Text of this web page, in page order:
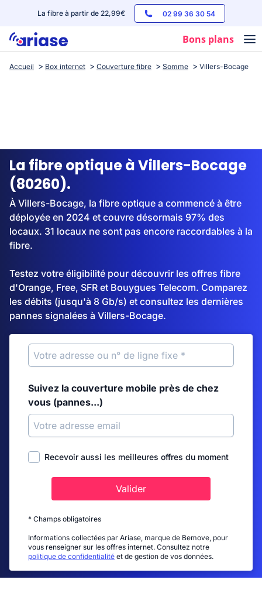
La fibre à partir de 22,99€ 02 99 36 30 54
Bons plans
Box internet
Streaming
Accueil Box internet Couverture fibre Somme Villers-Bocage
La fibre optique à Villers-Bocage
(80260).
À Villers-Bocage, la fibre optique a commencé à être
déployée en 2024 et couvre désormais 97% des
locaux. 31 locaux ne sont pas encore raccordables à la
fibre.
Testez votre éligibilité pour découvrir les offres fibre
d'Orange, Free, SFR et Bouygues Telecom. Comparez
les débits (jusqu'à 8 Gb/s) et consultez les dernières
pannes signalées à Villers-Bocage.
Suivez la couverture mobile près de chez
vous (pannes...)
Recevoir aussi les meilleures offres du moment
Valider
* Champs obligatoires
Informations collectées par Ariase, marque de Bemove, pour
vous renseigner sur les offres internet. Consultez notre
politique de confidentialité et de gestion de vos données.